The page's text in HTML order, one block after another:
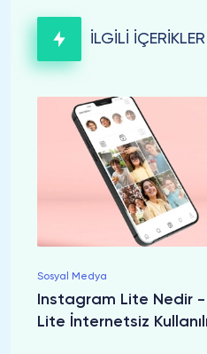
İLGİLİ İÇERİKLER
Sosyal Medya
Instagram Lite Nedir -
Lite İnternetsiz